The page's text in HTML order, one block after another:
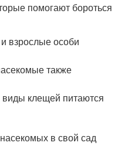
помогают бороться
взрослые особи
также
клещей питаются
в свой сад